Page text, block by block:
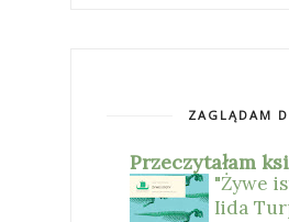
ZAGLĄDAM
Przeczytałam
"Żywe
Iida